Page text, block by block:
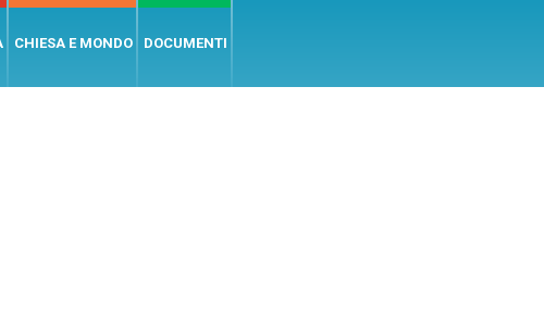
CHIESA E MONDO DOCUMENTI